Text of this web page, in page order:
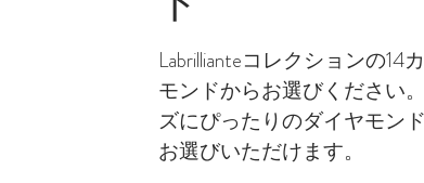
Labrillianteコレクションの14
モンドからお選びください
ズにぴったりのダイヤモン
お選びいただけます。